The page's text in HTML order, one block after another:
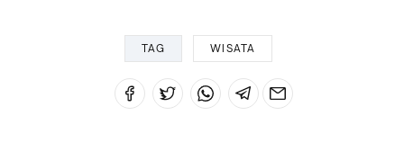
TAG WISATA